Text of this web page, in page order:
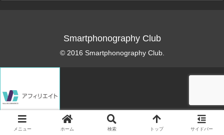
Smartphonography Club
© 2016 Smartphonography Club.
メニュー ホーム 検索 トップ サイドバー